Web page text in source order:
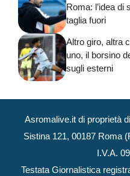
Roma: l’idea di
taglia fuori
Altro giro, altra
uno, il borsino
sugli esterni
Asromalive.it di proprietà
Sistina 121, 00187 Roma
I.V.A.
Testata Giornalistica